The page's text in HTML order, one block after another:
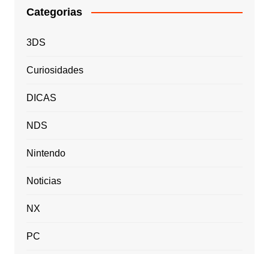
Categorias
3DS
Curiosidades
DICAS
NDS
Nintendo
Noticias
NX
PC